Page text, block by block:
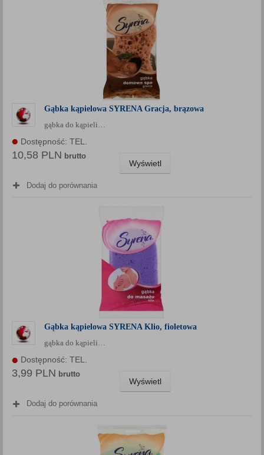
Gąbka kąpielowa SYRENA Gracja, brązowa
gąbka do kąpieli…
Dostępność: TEL.
10,58 PLN brutto
Wyświetl
Dodaj do porównania
Gąbka kąpielowa SYRENA Klio, fioletowa
gąbka do kąpieli…
Dostępność: TEL.
3,99 PLN brutto
Wyświetl
Dodaj do porównania